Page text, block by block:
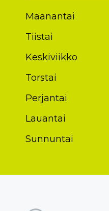
Maanantai
Tiistai
Keskiviikko
Torstai
Perjantai
Lauantai
Sunnuntai